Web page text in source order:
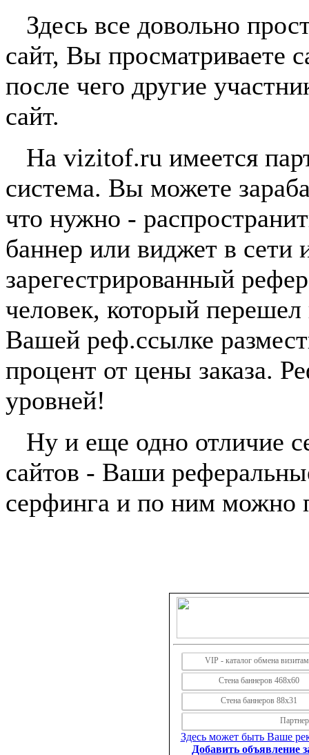
Здесь все довольно
сайт, Вы просматриваете
после чего другие
сайт.
На vizitof.ru имеется
система. Вы можете
что нужно -
баннер или виджет в сети
зарегестрированный
человек, который
Вашей реф.ссылке
процент от цены заказа.
уровней!
Ну и еще одно отличие
сайтов - Ваши
серфинга и по ним можно
VIP - каталог обмена
Стена баннеров 468х60
Стена баннеров 88х31
Здесь может быть Ваше
Добавить объявление